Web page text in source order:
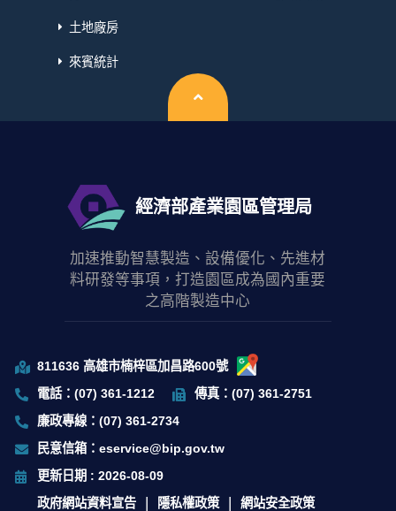
土地廠房
來賓統計
經濟部產業園區管理局
加速推動智慧製造、設備優化、先進材
料研發等事項，打造園區成為國內重要
之高階製造中心
811636 高雄市楠梓區加昌路600號
電話：(07) 361-1212
傳真：(07) 361-2751
廉政專線：(07) 361-2734
民意信箱：eservice@bip.gov.tw
更新日期 : 2026-08-09
政府網站資料宣告
隱私權政策 網站安全政策